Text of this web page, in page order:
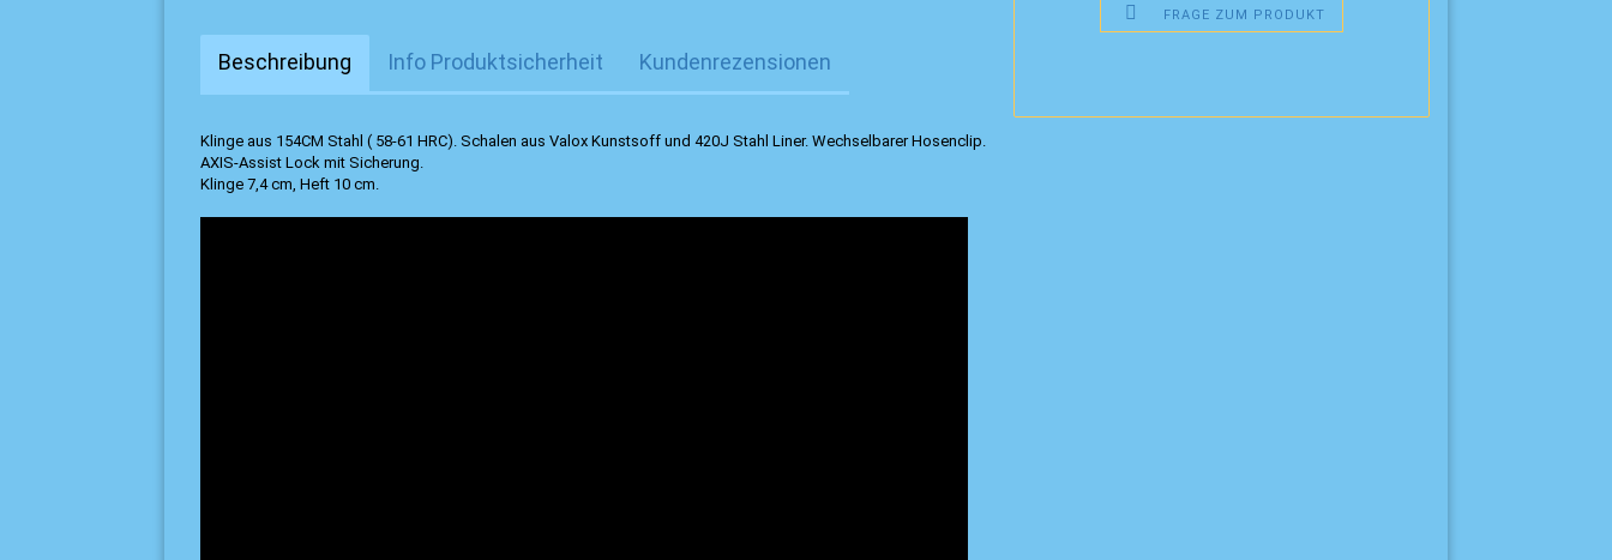
FRAGE ZUM PRODUKT
Beschreibung Info Produktsicherheit Kundenrezensionen
Klinge aus 154CM Stahl ( 58-61 HRC). Schalen aus Valox Kunstsoff und 420J Stahl Liner. Wechselbarer Hosenclip.
AXIS-Assist Lock mit Sicherung.
Klinge 7,4 cm, Heft 10 cm.